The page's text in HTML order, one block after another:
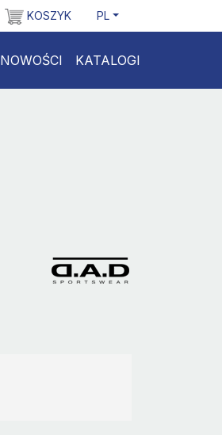
KOSZYK PL
NOWOŚCI KATALOGI